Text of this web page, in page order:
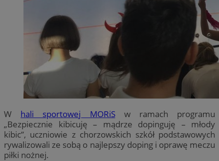
W hali sportowej MORiSw ramach programu
„Bezpiecznie kibicuję – mądrze dopinguję – młody
kibic”, uczniowie z chorzowskich szkół podstawowych
rywalizowali ze sobą o najlepszy doping i oprawę meczu
piłki nożnej.